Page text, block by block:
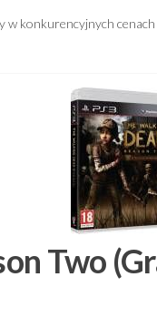
w konkurencyjnych cenach
Two